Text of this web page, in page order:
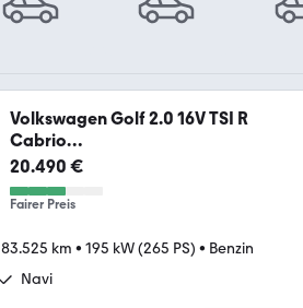
Volkswagen Golf 2.0 16V TSI R
Cabrio
KLIMA+PDC+NAVI+SHZ+ALU
20.490 €
Fairer Preis
83.525 km • 195 kW (265 PS) • Benzin
Navi